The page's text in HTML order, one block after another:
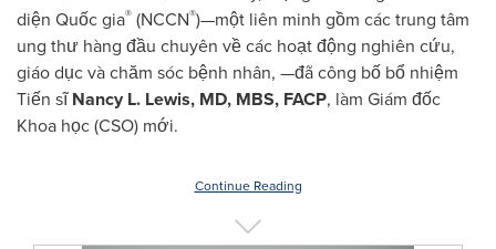
diện Quốc gia® (NCCN®)—một liên minh gồm các trung tâm
ung thư hàng đầu chuyên về các hoạt động nghiên cứu,
giáo dục và chăm sóc bệnh nhân, —đã công bố bổ nhiệm
Tiến sĩNancy L. Lewis, MD, MBS, FACP, làm Giám đốc
Khoa học (CSO) mới.
Continue Reading